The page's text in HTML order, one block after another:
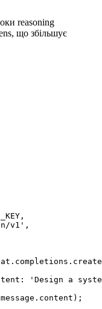
reasoning
що збільшує
v1',
'Design a